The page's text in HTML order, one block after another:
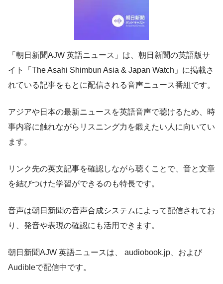
「朝日新聞AJW 英語ニュース」は、朝日新聞の英語版サ
イト「The Asahi Shimbun Asia & Japan Watch」に掲載さ
れている記事をもとに配信される音声ニュース番組です。
アジアや日本の最新ニュースを英語音声で聴けるため、時
事内容に触れながらリスニング力を鍛えたい人に向いてい
ます。
リンク先の英文記事を確認しながら聴くことで、音と文章
を結びつけた学習ができるのも特長です。
音声は朝日新聞の音声合成システムによって配信されてお
り、発音や表現の確認にも活用できます。
朝日新聞AJW 英語ニュースは、 audiobook.jp、および
Audibleで配信中です。